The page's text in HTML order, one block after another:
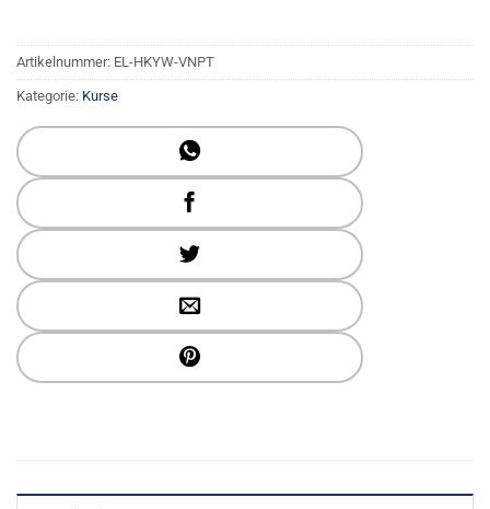
Artikelnummer: EL-HKYW-VNPT
Kategorie: Kurse